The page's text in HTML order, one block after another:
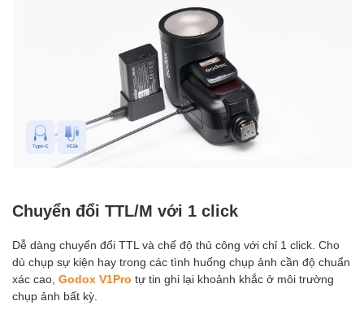
Chuyển đổi TTL/M với 1 click
Dễ dàng chuyển đổi TTL và chế độ thủ công với chỉ 1 click. Cho
dù chụp sự kiện hay trong các tình huống chụp ảnh cần độ chuẩn
xác cao, Godox V1Pro tự tin ghi lại khoảnh khắc ở môi trường
chụp ảnh bất kỳ.